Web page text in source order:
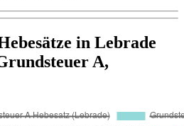
in Lebrade
A,